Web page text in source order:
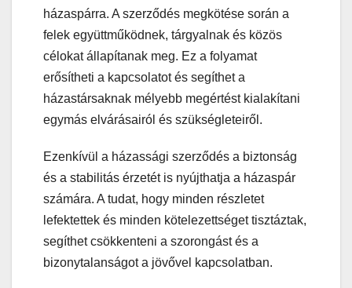
házaspárra. A szerződés megkötése során a
felek együttműködnek, tárgyalnak és közös
célokat állapítanak meg. Ez a folyamat
erősítheti a kapcsolatot és segíthet a
házastársaknak mélyebb megértést kialakítani
egymás elvárásairól és szükségleteiről.
Ezenkívül a házassági szerződés a biztonság
és a stabilitás érzetét is nyújthatja a házaspár
számára. A tudat, hogy minden részletet
lefektettek és minden kötelezettséget tisztáztak,
segíthet csökkenteni a szorongást és a
bizonytalanságot a jövővel kapcsolatban.